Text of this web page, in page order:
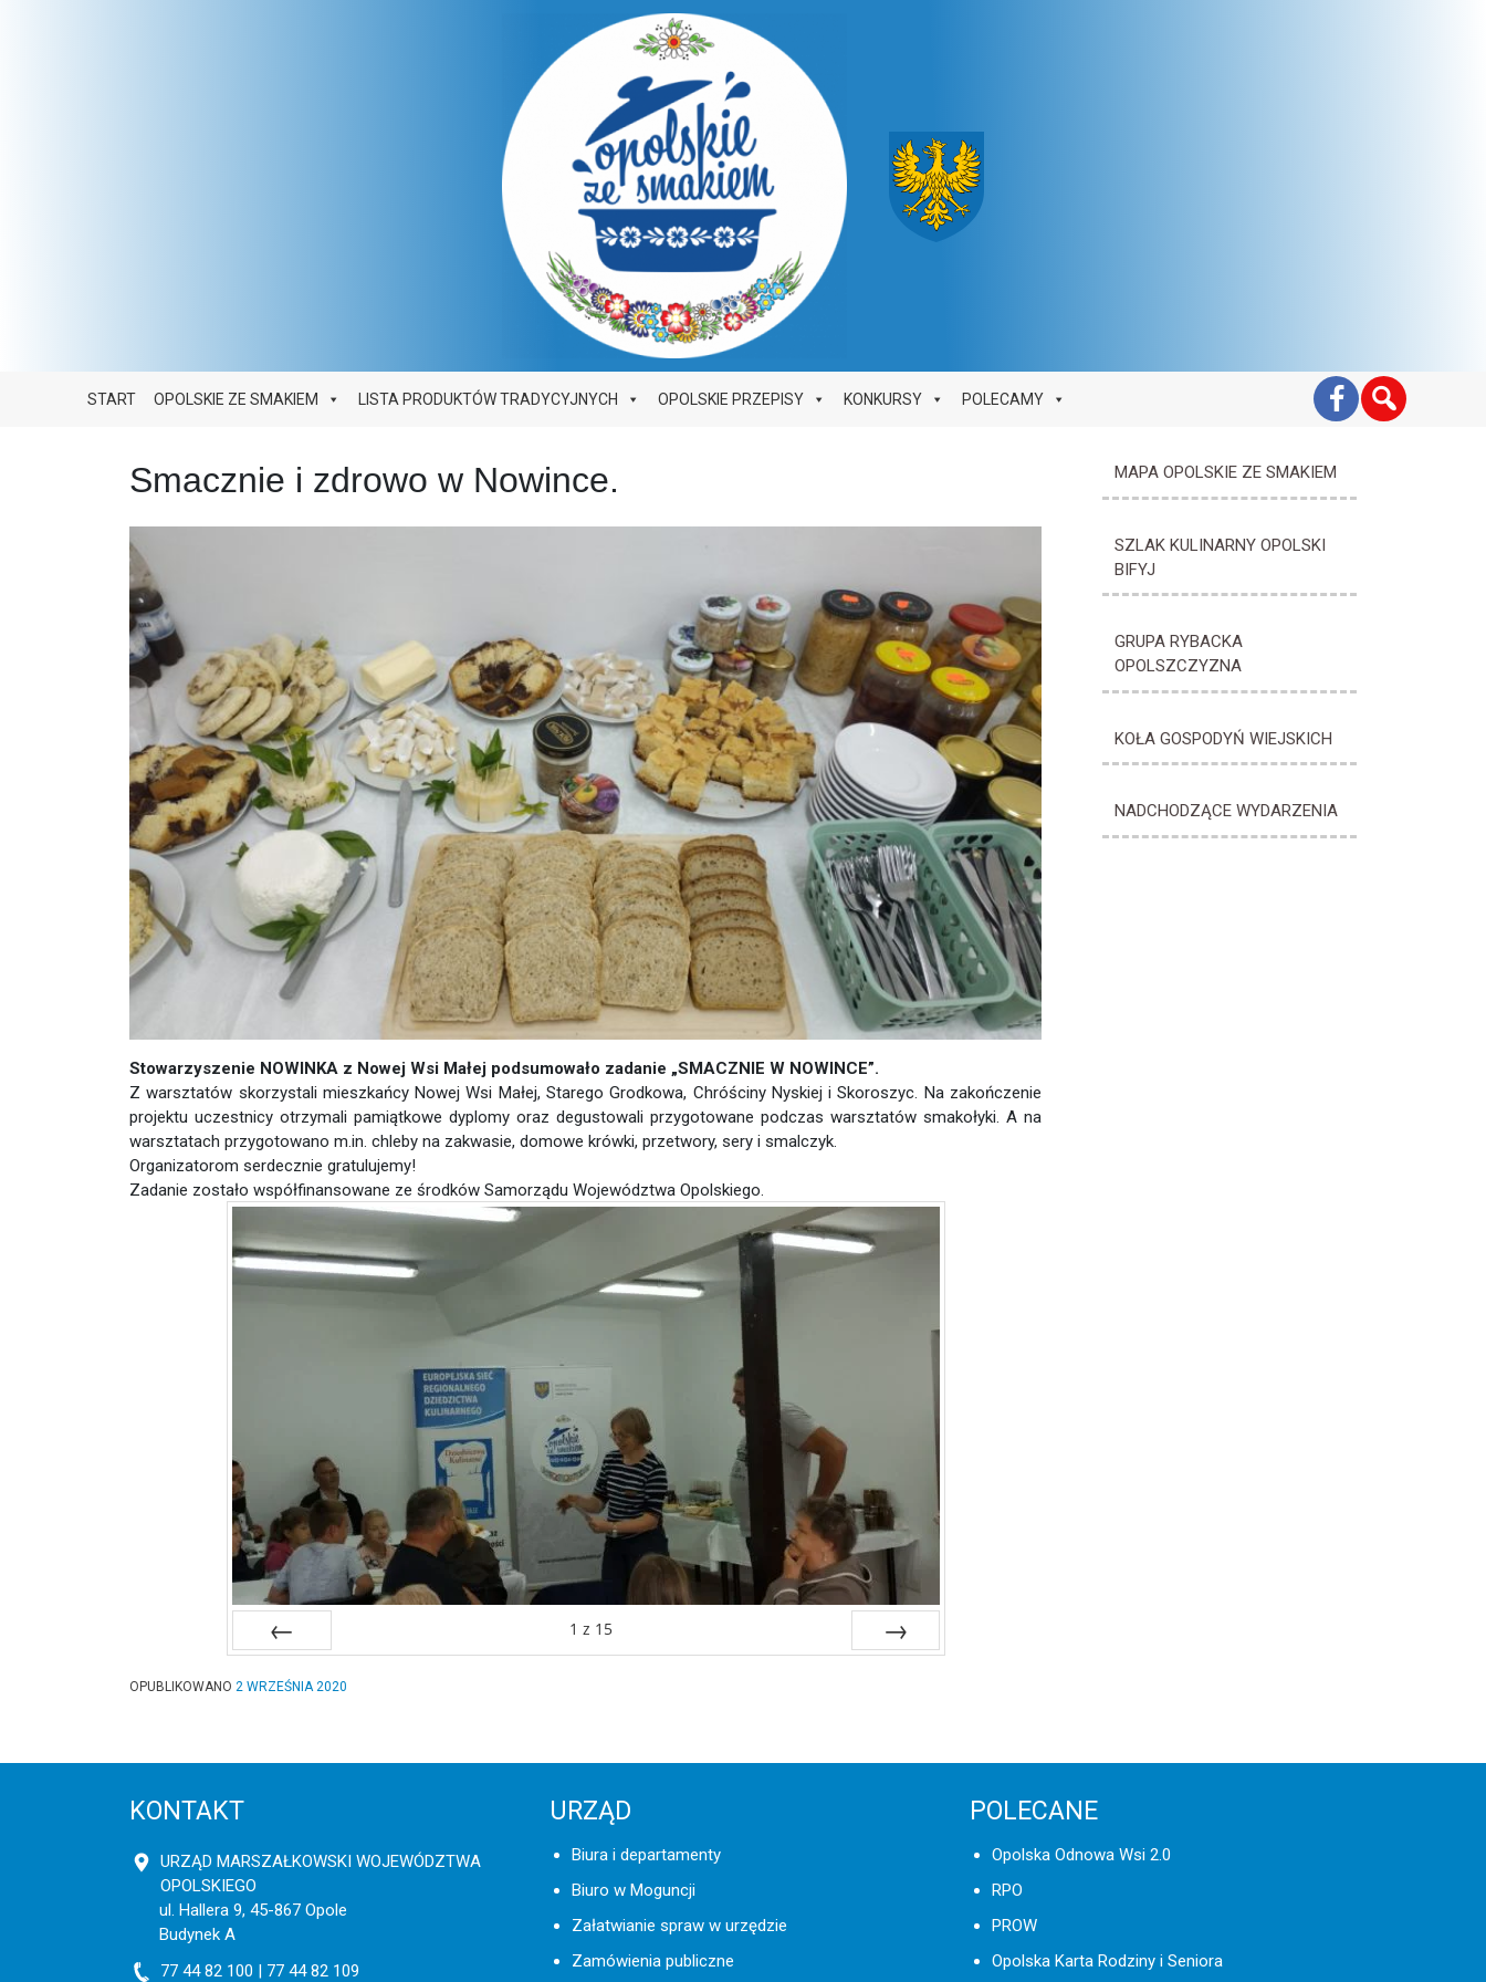
START OPOLSKIE ZE SMAKIEM LISTA PRODUKTÓW TRADYCYJNYCH OPOLSKIE PRZEPISY KONKURSY POLECAMY
Smacznie i zdrowo w Nowince.
Stowarzyszenie NOWINKA z Nowej Wsi Małej podsumowało zadanie „SMACZNIE W NOWINCE”.
Z warsztatów skorzystali mieszkańcy Nowej Wsi Małej, Starego Grodkowa, Chróściny Nyskiej i Skoroszyc. Na zakończenie
projektu uczestnicy otrzymali pamiątkowe dyplomy oraz degustowali przygotowane podczas warsztatów smakołyki. A na
warsztatach przygotowano m.in. chleby na zakwasie, domowe krówki, przetwory, sery i smalczyk.
Organizatorom serdecznie gratulujemy!
Zadanie zostało współfinansowane ze środków Samorządu Województwa Opolskiego.
1 z 15
OPUBLIKOWANO 2 WRZEŚNIA 2020
MAPA OPOLSKIE ZE SMAKIEM
SZLAK KULINARNY OPOLSKI
BIFYJ
GRUPA RYBACKA
OPOLSZCZYZNA
KOŁA GOSPODYŃ WIEJSKICH
NADCHODZĄCE WYDARZENIA
KONTAKT
URZĄD MARSZAŁKOWSKI WOJEWÓDZTWA
OPOLSKIEGO
ul. Hallera 9, 45-867 Opole
Budynek A
77 44 82 100 | 77 44 82 109
URZĄD
Biura i departamenty
Biuro w Moguncji
Załatwianie spraw w urzędzie
Zamówienia publiczne
POLECANE
Opolska Odnowa Wsi 2.0
RPO
PROW
Opolska Karta Rodziny i Seniora